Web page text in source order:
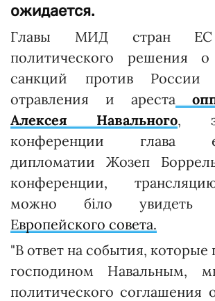
ожидается.
Главы МИД стран ЕС
политического решения о
санкций против
отравления и ареста
Алексея Навального,
конференции глава
дипломатии Жозеп
конференции,
можно біло
Европейского совета.
"В ответ на события,
господином Навальным,
политического соглашения